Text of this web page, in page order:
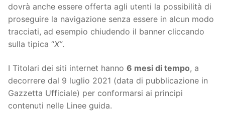
dovrà anche essere offerta agli utenti la possibilità di
proseguire la navigazione senza essere in alcun modo
tracciati, ad esempio chiudendo il banner cliccando
sulla tipica “X”.
I Titolari dei siti internet hanno 6 mesi di tempo, a
decorrere dal 9 luglio 2021 (data di pubblicazione in
Gazzetta Ufficiale) per conformarsi ai principi
contenuti nelle Linee guida.